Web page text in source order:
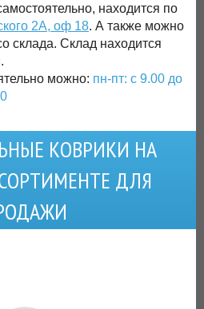
находится по
2А, оф 18. А также можно
склада. Склад находится
можно: пн-пт: с 9.00 до
КОВРИКИ НА
ДЛЯ